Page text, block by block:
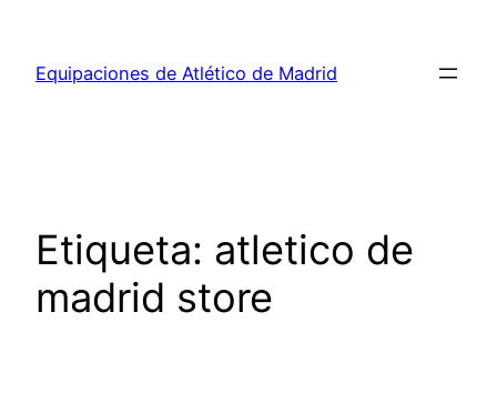
contenido
Equipaciones de Atlético de Madrid
Etiqueta: atletico de
madrid store